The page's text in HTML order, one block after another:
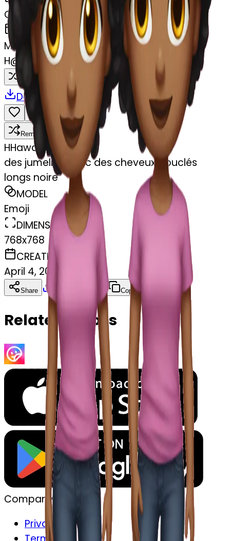
CREATED
April 4, 2025
MAKER
H@ Hawa Traore
Download
Remix
HHawa Traore
des jumelles avec des cheveux bouclés
longs noire
MODEL
Emoji
DIMENSIONS
768x768
CREATED
April 4, 2025
Share Copy
Related Emojis
Company
Privacy